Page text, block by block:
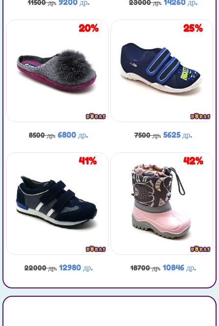
9200 др.
11500 др.
20%
6800 др.
8500 др.
41%
12980 др.
22000 др.
14260 др.
23000 др.
25%
5625 др.
7500 др.
42%
10846 др.
18700 др.